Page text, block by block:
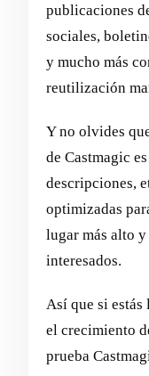
publicaciones
sociales,
y mucho más
reutilización
Y no olvides
de Castmagic
descripciones,
optimizadas
lugar más alto y
interesados.
Así que si
el crecimiento
prueba